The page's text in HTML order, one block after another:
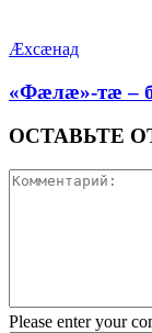
Æхсæнад
«Фæлæ»-тæ –
ОСТАВЬТЕ
Please enter your